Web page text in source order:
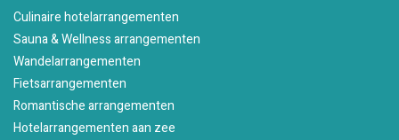
Culinaire hotelarrangementen
Sauna & Wellness arrangementen
Wandelarrangementen
Fietsarrangementen
Romantische arrangementen
Hotelarrangementen aan zee